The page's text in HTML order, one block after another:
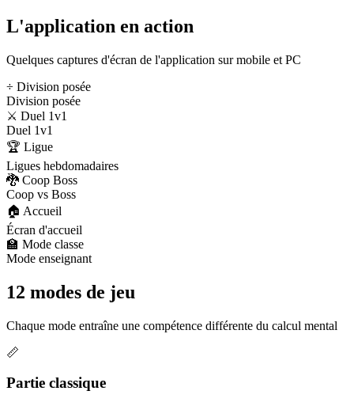
L'application en action
Quelques captures d'écran de l'application sur mobile et PC
÷ Division posée
Division posée
⚔️ Duel 1v1
Duel 1v1
🏆 Ligue
Ligues hebdomadaires
🐉 Coop Boss
Coop vs Boss
🏠 Accueil
Écran d'accueil
🏫 Mode classe
Mode enseignant
12 modes de jeu
Chaque mode entraîne une compétence différente du calcul mental
📏
Partie classique